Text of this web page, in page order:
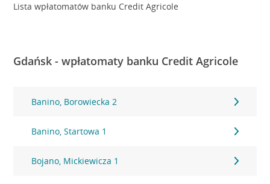
Lista wpłatomatów banku Credit Agricole
Gdańsk - wpłatomaty banku Credit Agricole
Banino, Borowiecka 2
Banino, Startowa 1
Bojano, Mickiewicza 1